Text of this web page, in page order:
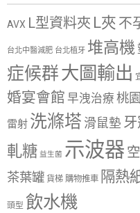
AVX L型資料夾 L夾 不
台北中醫減肥 台北植牙 堆高機
症候群大圖輸出
婚宴會館 早洩治療 桃
雷射 洗滌塔 滑鼠墊
軋糖 益生菌 示波器
茶葉罐 貨梯 購物推車 隔熱
頭型 飲水機